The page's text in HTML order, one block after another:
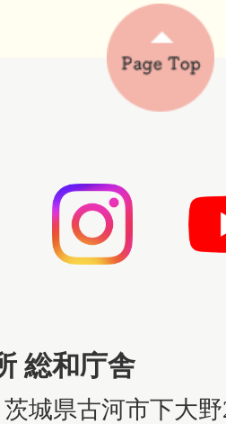
総和庁舎
茨城県古河市下大